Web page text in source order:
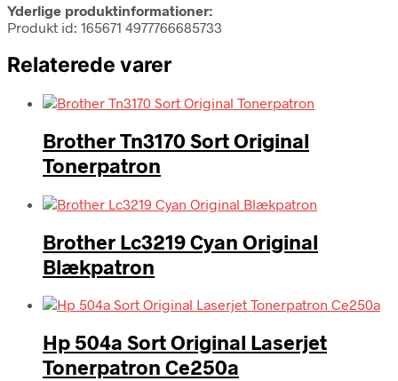
Yderlige produktinformationer:
Produkt id: 165671 4977766685733
Relaterede varer
Brother Tn3170 Sort Original
Tonerpatron
Brother Lc3219 Cyan Original
Blækpatron
Hp 504a Sort Original Laserjet
Tonerpatron Ce250a